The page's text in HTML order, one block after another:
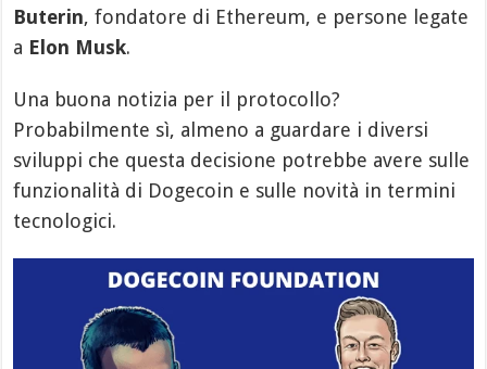
Buterin, fondatore di Ethereum, e persone legate
a Elon Musk.
Una buona notizia per il protocollo?
Probabilmente sì, almeno a guardare i diversi
sviluppi che questa decisione potrebbe avere sulle
funzionalità di Dogecoin e sulle novità in termini
tecnologici.